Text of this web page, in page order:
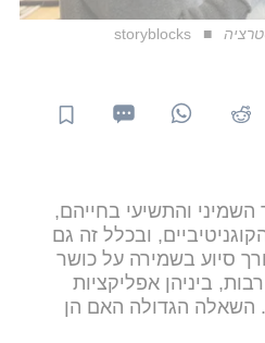
storyblocks
והתשיעי בחייהם,
ובכלל זה גם
סיוע בשמירה על כושר
ביניהן אפליקציות
השאלה הגדולה האם הן